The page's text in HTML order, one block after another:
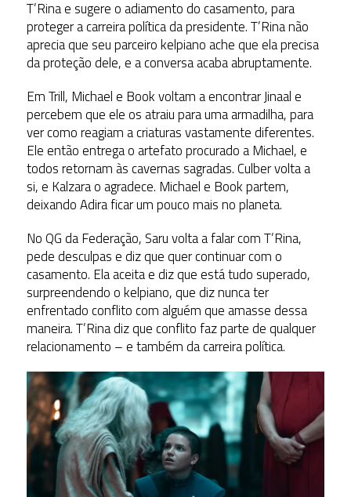
T’Rina e sugere o adiamento do casamento, para
proteger a carreira política da presidente. T’Rina não
aprecia que seu parceiro kelpiano ache que ela precisa
da proteção dele, e a conversa acaba abruptamente.
Em Trill, Michael e Book voltam a encontrar Jinaal e
percebem que ele os atraiu para uma armadilha, para
ver como reagiam a criaturas vastamente diferentes.
Ele então entrega o artefato procurado a Michael, e
todos retornam às cavernas sagradas. Culber volta a
si, e Kalzara o agradece. Michael e Book partem,
deixando Adira ficar um pouco mais no planeta.
No QG da Federação, Saru volta a falar com T’Rina,
pede desculpas e diz que quer continuar com o
casamento. Ela aceita e diz que está tudo superado,
surpreendendo o kelpiano, que diz nunca ter
enfrentado conflito com alguém que amasse dessa
maneira. T’Rina diz que conflito faz parte de qualquer
relacionamento – e também da carreira política.